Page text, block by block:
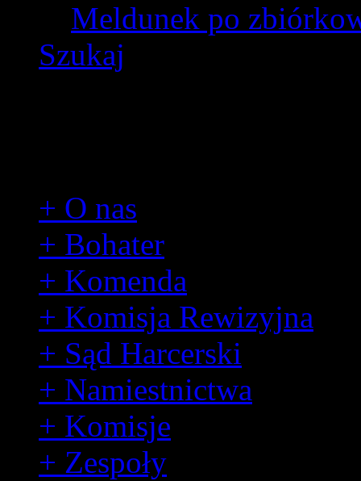
Meldunek po
Szukaj
+ O nas
+ Bohater
+ Komenda
+ Komisja Rewizyjna
+ Sąd Harcerski
+ Namiestnictwa
+ Komisje
+ Zespoły